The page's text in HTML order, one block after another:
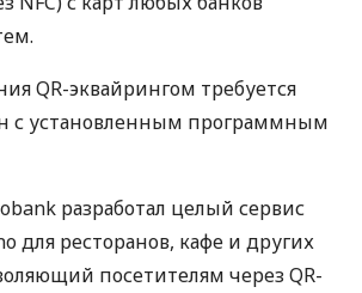
QR-эквайрингом требуется
с установленным программным
разработал целый сервис
для ресторанов, кафе и других
посетителям через QR-